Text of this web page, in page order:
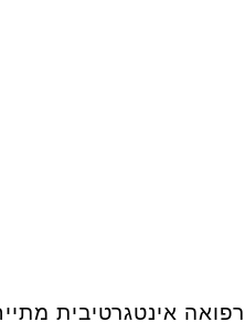
רפואה אינטגרטיבית